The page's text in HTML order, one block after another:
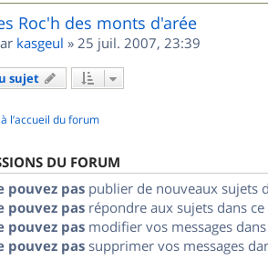
Roc'h des monts d'arée
kasgeul » 25 juil. 2007, 23:39
sujet
l’accueil du forum
DU FORUM
pouvez pas publier de nouveaux sujets
pouvez pas répondre aux sujets dans
pouvez pas modifier vos messages
pouvez passupprimer vos messages